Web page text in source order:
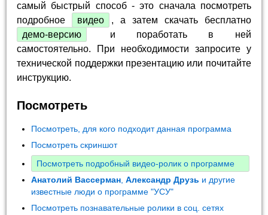
самый быстрый способ - это сначала посмотреть
подробное
видео
, а затем скачать бесплатно
демо-версию
и поработать в ней
самостоятельно. При необходимости запросите у
технической поддержки презентацию или почитайте
инструкцию.
Посмотреть
Посмотреть, для кого подходит данная программа
Посмотреть скриншот
Посмотреть подробный видео-ролик о программе
Анатолий Вассерман ,Александр Друзь и другие
известные люди о программе "УСУ"
Посмотреть познавательные ролики в соц. сетях